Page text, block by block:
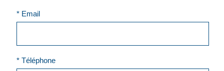
* Email
* Téléphone